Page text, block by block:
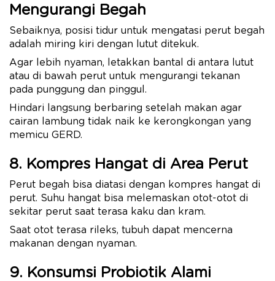
Mengurangi Begah
Sebaiknya, posisi tidur untuk mengatasi perut begah
adalah miring kiri dengan lutut ditekuk.
Agar lebih nyaman, letakkan bantal di antara lutut
atau di bawah perut untuk mengurangi tekanan
pada punggung dan pinggul.
Hindari langsung berbaring setelah makan agar
cairan lambung tidak naik ke kerongkongan yang
memicu GERD.
8. Kompres Hangat di Area Perut
Perut begah bisa diatasi dengan kompres hangat di
perut. Suhu hangat bisa melemaskan otot-otot di
sekitar perut saat terasa kaku dan kram.
Saat otot terasa rileks, tubuh dapat mencerna
makanan dengan nyaman.
9. Konsumsi Probiotik Alami